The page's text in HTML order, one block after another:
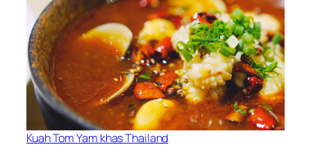
Kuah Tom Yam khas Thailand